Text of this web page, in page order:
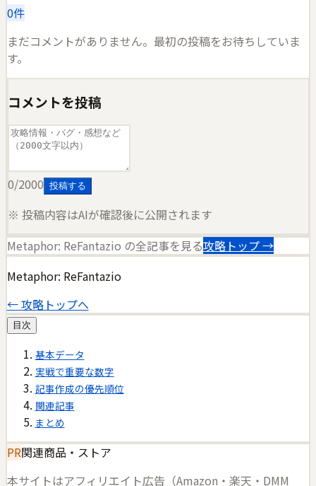
0件
まだコメントがありません。最初の投稿をお待ちしていま
す。
コメントを投稿
0/2000 投稿する
※ 投稿内容はAIが確認後に公開されます
Metaphor: ReFantazio の全記事を見る攻略トップ →
Metaphor: ReFantazio
← 攻略トップへ
目次
基本データ
実戦で重要な数字
記事作成の優先順位
関連記事
まとめ
PR関連商品・ストア
本サイトはアフィリエイト広告（Amazon・楽天・DMM